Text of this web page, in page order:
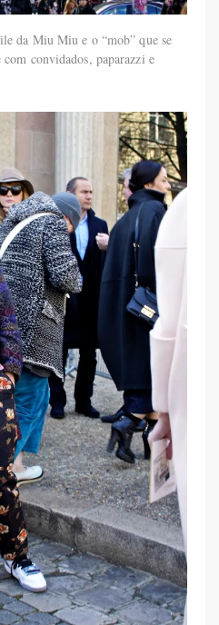
da Miu Miu e o “mob” que se
convidados, paparazzi e